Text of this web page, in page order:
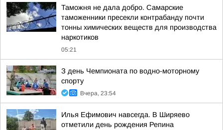
Таможня не дала добро. Самарские
таможенники пресекли контрабанду почти
тонны химических веществ для производства
наркотиков
05:21
З день Чемпионата по водно-моторному
спорту
Вчера, 23:54
Илья Ефимович навсегда. В Ширяево
отметили день рождения Репина